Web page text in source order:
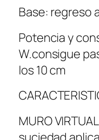
Base: regreso
Potencia y
W.consigue
los 10 cm
MURO